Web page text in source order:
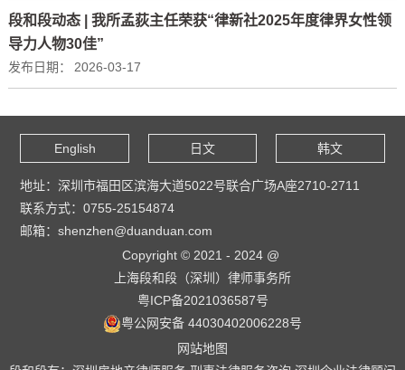
段和段动态 | 我所孟荻主任荣获“律新社2025年度律界女性领
导力人物30佳”
发布日期： 2026-03-17
English 日文 韩文
地址：深圳市福田区滨海大道5022号联合广场A座2710-2711
联系方式：0755-25154874
邮箱：shenzhen@duanduan.com
Copyright © 2021 - 2024 @
上海段和段（深圳）律师事务所
粤ICP备2021036587号
粤公网安备 44030402006228号
网站地图